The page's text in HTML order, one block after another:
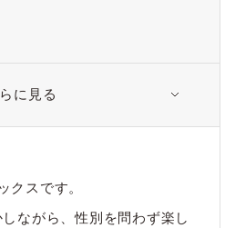
に見る
クスです。
ながら、性別を問わず楽し